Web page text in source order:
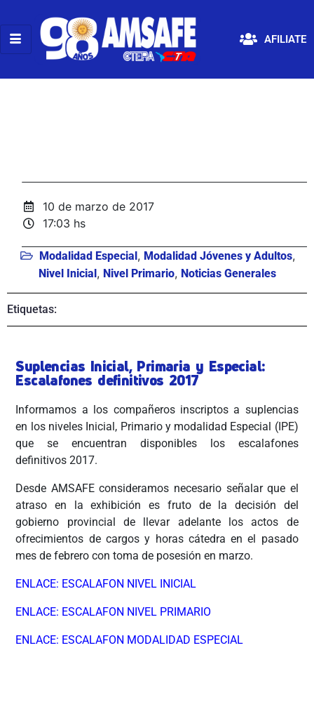
AFILIATE
10 de marzo de 2017
17:03 hs
Modalidad Especial, Modalidad Jóvenes y Adultos,
Nivel Inicial, Nivel Primario, Noticias Generales
Etiquetas:
Suplencias Inicial, Primaria y Especial:
Escalafones definitivos 2017
Informamos a los compañeros inscriptos a suplencias
en los niveles Inicial, Primario y modalidad Especial (IPE)
que se encuentran disponibles los escalafones
definitivos 2017.
Desde AMSAFE consideramos necesario señalar que el
atraso en la exhibición es fruto de la decisión del
gobierno provincial de llevar adelante los actos de
ofrecimientos de cargos y horas cátedra en el pasado
mes de febrero con toma de posesión en marzo.
ENLACE: ESCALAFON NIVEL INICIAL
ENLACE: ESCALAFON NIVEL PRIMARIO
ENLACE: ESCALAFON MODALIDAD ESPECIAL